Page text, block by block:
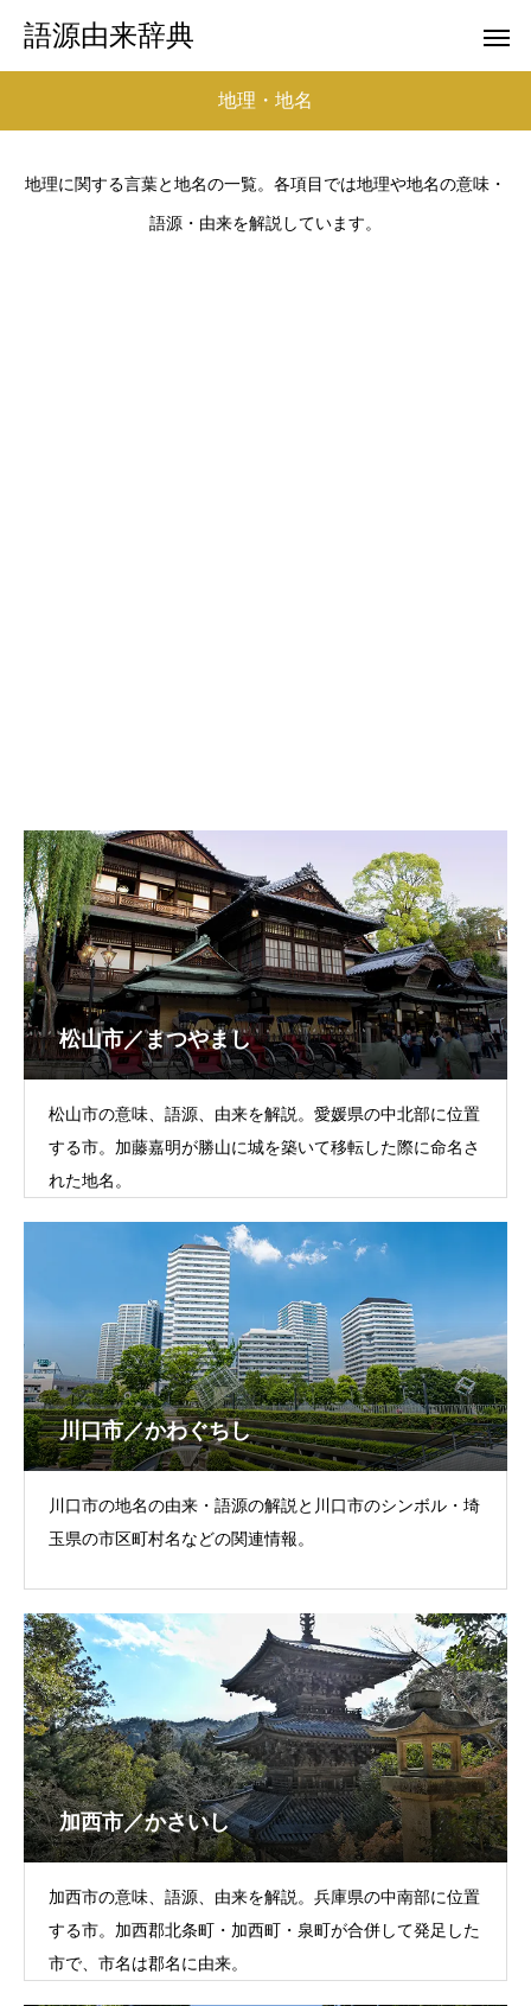
語源由来辞典
地理・地名
地理に関する言葉と地名の一覧。各項目では地理や地名の意味・
語源・由来を解説しています。
松山市／まつやまし
松山市の意味、語源、由来を解説。愛媛県の中北部に位置
する市。加藤嘉明が勝山に城を築いて移転した際に命名さ
れた地名。
川口市／かわぐちし
川口市の地名の由来・語源の解説と川口市のシンボル・埼
玉県の市区町村名などの関連情報。
加西市／かさいし
加西市の意味、語源、由来を解説。兵庫県の中南部に位置
する市。加西郡北条町・加西町・泉町が合併して発足した
市で、市名は郡名に由来。